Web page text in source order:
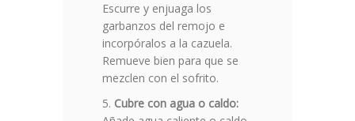
Escurre y enjuaga los
garbanzos del remojo e
incorpóralos a la cazuela.
Remueve bien para que se
mezclen con el sofrito.
Cubre con agua o caldo: